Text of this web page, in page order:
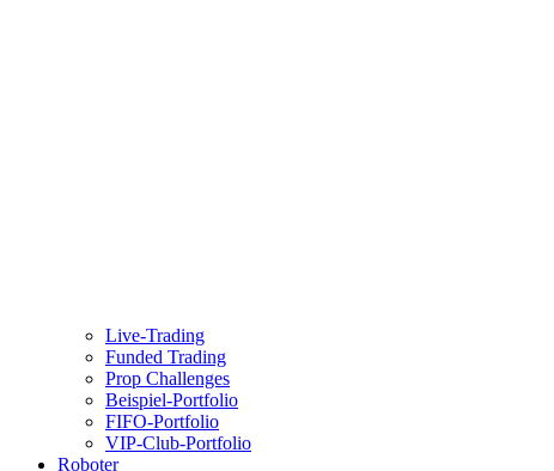
Live-Trading
Funded Trading
Prop Challenges
Beispiel-Portfolio
FIFO-Portfolio
VIP-Club-Portfolio
Roboter